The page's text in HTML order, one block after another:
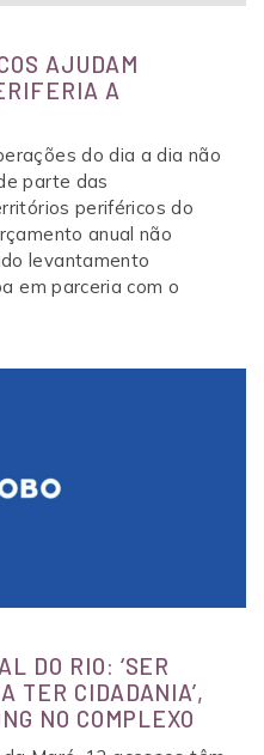
AJUDAM
A
do dia a dia não
parte das
periféricos do
anual não
levantamento
em parceria com o
DO RIO: ‘SER
TER CIDADANIA’,
NO COMPLEXO